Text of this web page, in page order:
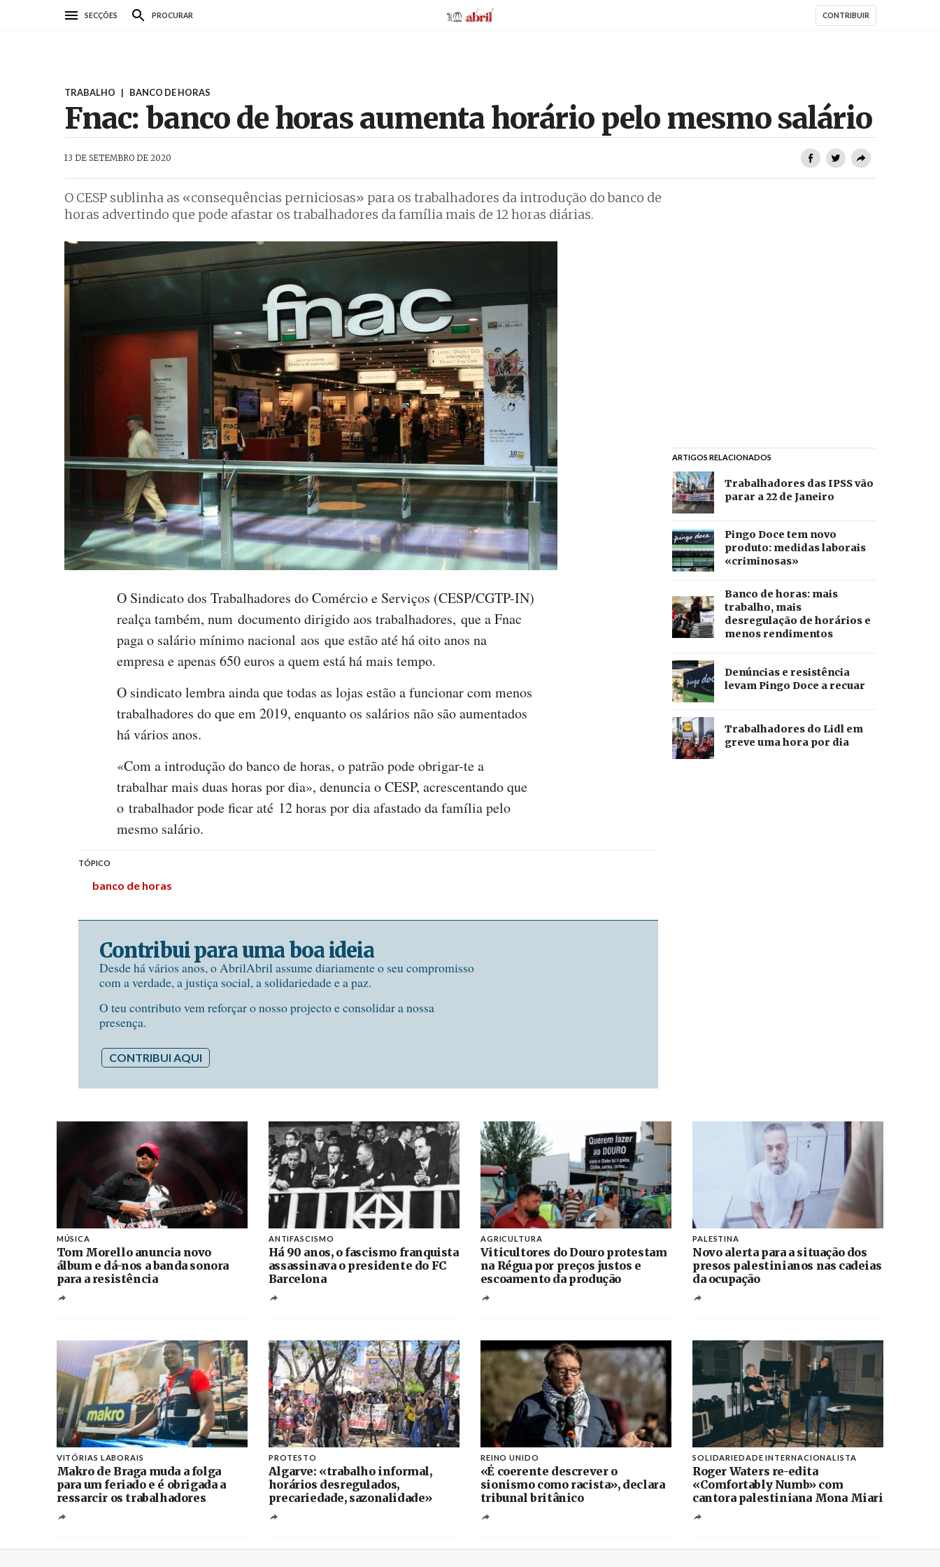
SECÇÕES PROCURAR AbrilAbril CONTRIBUIR
TRABALHO | BANCO DE HORAS
Fnac: banco de horas aumenta horário pelo mesmo salário
13 DE SETEMBRO DE 2020
O CESP sublinha as «consequências perniciosas» para os trabalhadores da introdução do banco de
horas advertindo que pode afastar os trabalhadores da família mais de 12 horas diárias.
O Sindicato dos Trabalhadores do Comércio e Serviços (CESP/CGTP-IN)
realça também, num documento dirigido aos trabalhadores, que a Fnac
paga o salário mínimo nacional aos que estão até há oito anos na
empresa e apenas 650 euros a quem está há mais tempo.
O sindicato lembra ainda que todas as lojas estão a funcionar com menos
trabalhadores do que em 2019, enquanto os salários não são aumentados
há vários anos.
«Com a introdução do banco de horas, o patrão pode obrigar-te a
trabalhar mais duas horas por dia», denuncia o CESP, acrescentando que
o trabalhador pode ficar até 12 horas por dia afastado da família pelo
mesmo salário.
TÓPICO
banco de horas
Contribui para uma boa ideia
Desde há vários anos, o AbrilAbril assume diariamente o seu compromisso
com a verdade, a justiça social, a solidariedade e a paz.
O teu contributo vem reforçar o nosso projecto e consolidar a nossa
presença.
CONTRIBUI AQUI
ARTIGOS RELACIONADOS
Trabalhadores das IPSS vão
parar a 22 de Janeiro
Pingo Doce tem novo
produto: medidas laborais
«criminosas»
Banco de horas: mais
trabalho, mais
desregulação de horários e
menos rendimentos
Denúncias e resistência
levam Pingo Doce a recuar
Trabalhadores do Lidl em
greve uma hora por dia
MÚSICA
Tom Morello anuncia novo
álbum e dá-nos a banda sonora
para a resistência
ANTIFASCISMO
Há 90 anos, o fascismo franquista
assassinava o presidente do FC
Barcelona
AGRICULTURA
Viticultores do Douro protestam
na Régua por preços justos e
escoamento da produção
PALESTINA
Novo alerta para a situação dos
presos palestinianos nas cadeias
da ocupação
VITÓRIAS LABORAIS
Makro de Braga muda a folga
para um feriado e é obrigada a
ressarcir os trabalhadores
PROTESTO
Algarve: «trabalho informal,
horários desregulados,
precariedade, sazonalidade»
REINO UNIDO
«É coerente descrever o
sionismo como racista», declara
tribunal britânico
SOLIDARIEDADE INTERNACIONALISTA
Roger Waters re-edita
«Comfortably Numb» com
cantora palestiniana Mona Miari